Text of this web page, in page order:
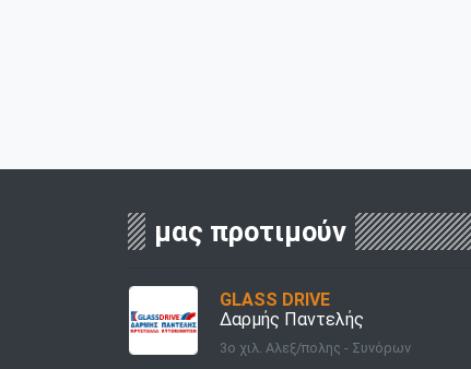
μας προτιμούν
GLASS DRIVE
Δαρμής Παντελής
3ο χιλ. Αλεξ/πολης - Συνόρων